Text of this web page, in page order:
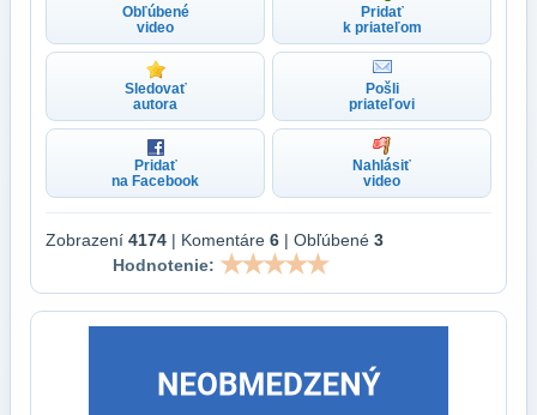
Obľúbené
video
Pridať
k priateľom
Sledovať
autora
Pošli
priateľovi
Pridať
na Facebook
Nahlásiť
video
Zobrazení 4174 | Komentáre 6 | Obľúbené 3
Hodnotenie: